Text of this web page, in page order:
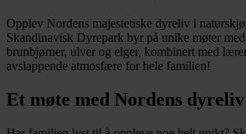
Opplev Nordens majestetiske dyreliv i
Skandinavisk Dyrepark byr på unike møter
brunbjørner, ulver og elger, kombinert med
avslappende atmosfære for hele familien!
Et møte med Nordens dyreliv